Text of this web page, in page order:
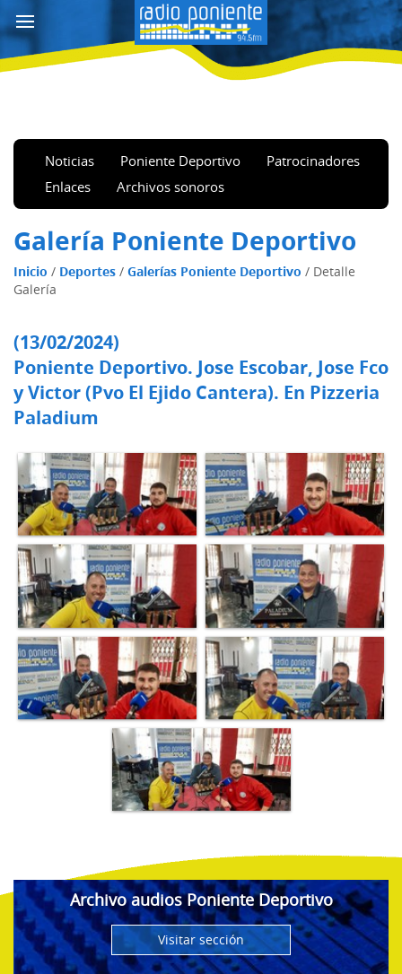
Noticias Poniente Deportivo
Patrocinadores
Enlaces
Archivos sonoros
Galería Poniente Deportivo
Inicio / Deportes / Galerías Poniente Deportivo / Detalle
Galería
(13/02/2024)
Poniente Deportivo. Jose Escobar, Jose Fco
y Victor (Pvo El Ejido Cantera). En Pizzeria
Paladium
Archivo audios Poniente Deportivo
Visitar sección